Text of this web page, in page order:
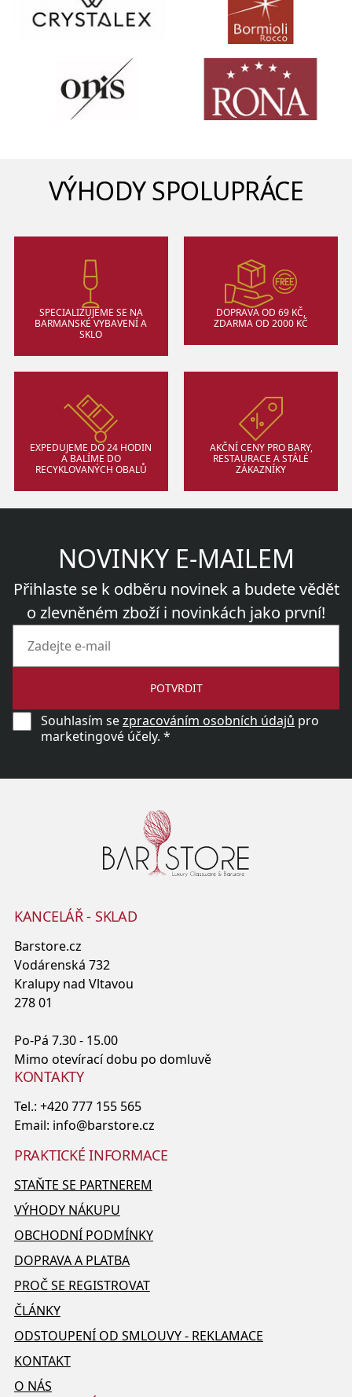
VÝHODY SPOLUPRÁCE
SPECIALIZUJEME SE NA
BARMANSKÉ VYBAVENÍ A
SKLO
DOPRAVA OD 69 KČ,
ZDARMA OD 2000 KČ
EXPEDUJEME DO 24 HODIN
A BALÍME DO
RECYKLOVANÝCH OBALŮ
AKČNÍ CENY PRO BARY,
RESTAURACE A STÁLÉ
ZÁKAZNÍKY
NOVINKY E-MAILEM
Přihlaste se k odběru novinek a budete vědět
o zlevněném zboží i novinkách jako první!
POTVRDIT
Souhlasím sezpracováním osobních údajů pro
marketingové účely. *
KANCELÁŘ - SKLAD
Barstore.cz
Vodárenská 732
Kralupy nad Vltavou
278 01
Po-Pá 7.30 - 15.00
Mimo otevírací dobu po domluvě
KONTAKTY
Tel.: +420 777 155 565
Email: info@barstore.cz
PRAKTICKÉ INFORMACE
STAŇTE SE PARTNEREM
VÝHODY NÁKUPU
OBCHODNÍ PODMÍNKY
DOPRAVA A PLATBA
PROČ SE REGISTROVAT
ČLÁNKY
ODSTOUPENÍ OD SMLOUVY - REKLAMACE
KONTAKT
O NÁS